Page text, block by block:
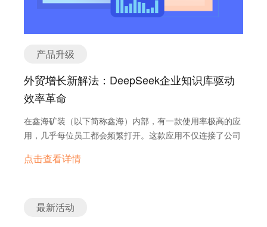
EAPA）对涉嫌逃避反倾销税和反补贴税的虚假申报行为进
3.1 越南 实质性改变：越南的原产地规则通常要求出口商
品必须是完全在越南生产的，或者在越南经过了“最后一道
求其在越南的投入价值（LVC）至少达到30%，或者其HS编
码发生改变。 增值比例要求：越南的“越南制造”认定标准
之一是本地成分价值占工厂出厂价的30%以上。另一种方式
是通过计算工厂出厂价减去非越南投入材料的价格来间接确
定增值。 其他特定的生产或加工要求：除了增值比例，HS
国之间的贸易协定或相关法规：美国与越南之间存在双边贸
但这些协定主要影响越南与其他成员国之间的贸易。值得注
这些市场不仅是规避中美贸易战的有效途径，更是企业未来
和市场的桥梁。在上述市场中，英语虽然在某些领域有影响
力，但本地语言才是消费者和企业沟通的首选。以下是主要
语言的分析： 研究表明，多语言网站是企业拓展国际市场的
有效工具。根据Weglot Stats，2024年仅52.1%的网络内容
为英语，剩余47.9%代表巨大商机。以下是关键统计数据：
这些数据表明，多语言网站不仅能扩大市场覆盖，还能显著
为德语，其德国市场的转化率翻倍 (WPML Benefits)。 小语
竞争、高潜力市场的机会。同理，“一带一路”国家的语言支
持可以帮助企业在这些快速发展的经济体中建立竞争优势。
举办。 适合的产品类型： 需要直接展示的技术类、创新类
适合全球交易，特别适用于标准化产品。 优点： 提供信用
方便客户比较和选择。 支持在线交易和支付，提高交易效
率。 可以获得海量客户数据，优化营销策略。 缺点： 竞争
理和维护。 可能面临平台规则和政策的限制。 适合的产品
类型： 标准化制造业产品，如机械设备、电子元件等。 适
合的客户类型： 全球买家、B2B合作伙伴。 3. 海外社交媒
产品升级
外贸增长新解法：DeepSeek企业知识库驱动
效率革命
在鑫海矿装（以下简称鑫海）内部，有一款使用率极高的应
用，几乎每位员工都会频繁打开。这款应用不仅连接了公司
数百人日常工作和沟通的重要工具。 作为一家专注于矿山
的数十万份知识资产，构建了企业知识库，让每位员工都能
点击查看详情
最新活动